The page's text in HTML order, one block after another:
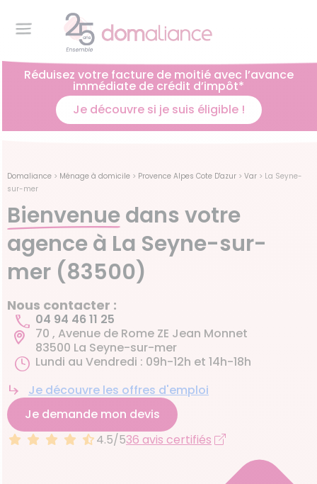
Réduisez votre facture de moitié avec l’avance
immédiate de crédit d’impôt*
Je découvre si je suis éligible !
Domaliance > Ménage à domicile > Provence Alpes Cote D'azur > Var > La Seyne-
sur-mer
Bienvenuedans votre
agence à La Seyne-sur-
mer (83500)
Nous contacter :
04 94 46 11 25
70 , Avenue de Rome ZE Jean Monnet
83500 La Seyne-sur-mer
Lundi au Vendredi : 09h-12h et 14h-18h
Je découvre les offres d'emploi
Je demande mon devis
4.5/536 avis certifiés